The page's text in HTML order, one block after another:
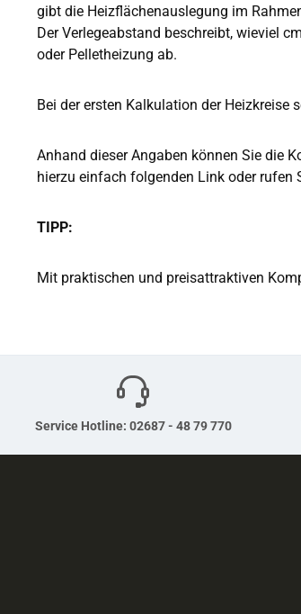
gibt die Heizflächenauslegung im
Der Verlegeabstand beschreibt, wieviel
oder Pelletheizung ab.
Bei der ersten Kalkulation der Heizkreise
Anhand dieser Angaben können Sie die
hierzu einfach folgenden Link oder rufen
TIPP:
Mit praktischen und preisattraktiven
Service Hotline: 02687 - 48 79 770